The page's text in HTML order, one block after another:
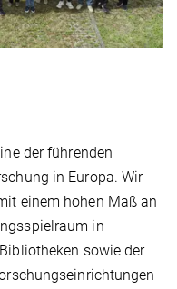
der führenden
in Europa. Wir
einem hohen Maß an
in
sowie der